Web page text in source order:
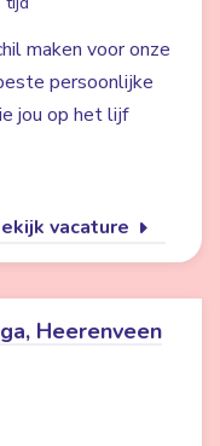
maken voor onze
persoonlijke
jou op het lijf
vacature
Heerenveen